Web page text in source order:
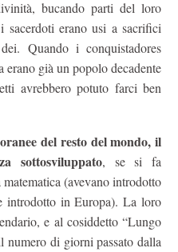
bucando parti del loro
erano usi a sacrifici
Quando i conquistadores
già un popolo decadente
avrebbero potuto farci ben
del resto del mondo, il
sottosviluppato, se si fa
(avevano introdotto
introdotto in Europa). La loro
e al cosiddetto “Lungo
numero di giorni passato dalla